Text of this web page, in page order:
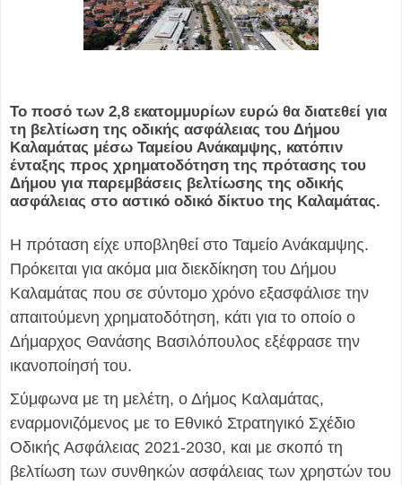
Το ποσό των 2,8 εκατομμυρίων ευρώ θα διατεθεί για
τη βελτίωση της οδικής ασφάλειας του Δήμου
Καλαμάτας μέσω Ταμείου Ανάκαμψης, κατόπιν
ένταξης προς χρηματοδότηση της πρότασης του
Δήμου για παρεμβάσεις βελτίωσης της οδικής
ασφάλειας στο αστικό οδικό δίκτυο της Καλαμάτας.
Η πρόταση είχε υποβληθεί στο Ταμείο Ανάκαμψης.
Πρόκειται για ακόμα μια διεκδίκηση του Δήμου
Καλαμάτας που σε σύντομο χρόνο εξασφάλισε την
απαιτούμενη χρηματοδότηση, κάτι για το οποίο ο
Δήμαρχος Θανάσης Βασιλόπουλος εξέφρασε την
ικανοποίησή του.
Σύμφωνα με τη μελέτη, ο Δήμος Καλαμάτας,
εναρμονιζόμενος με το Εθνικό Στρατηγικό Σχέδιο
Οδικής Ασφάλειας 2021-2030, και με σκοπό τη
βελτίωση των συνθηκών ασφάλειας των χρηστών του